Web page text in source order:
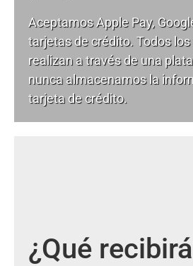
Aceptamos Apple Pay,
tarjetas de crédito. Todos
realizan a través de una
nunca almacenamos la
tarjeta de crédito.
¿Qué